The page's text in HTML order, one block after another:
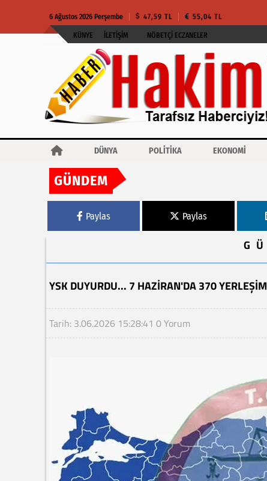
6 Ağustos 2026 Perşembe 47,59 TL 55,04 TL
KÜNYE İLETIŞIM NÖBETÇI ECZANELER
DÜNYA POLİTİKA EKONOMİ
GÜNDEM
Paylas Paylas
YSK DUYURDU... 7 HAZIRAN'DA 370
Tarih: 3.06.2026 15:28:41 0 Yorum